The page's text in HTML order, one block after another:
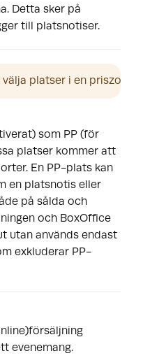
Detta sker på
till platsnotiser.
platser i en priszon
som PP (för
platser kommer att
En PP-plats kan
en platsnotis eller
på sålda och
och BoxOffice
utan används endast
exkluderar PP-
evenemang.